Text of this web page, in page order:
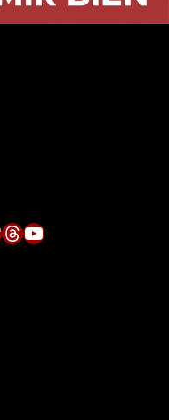
Threads YouTube